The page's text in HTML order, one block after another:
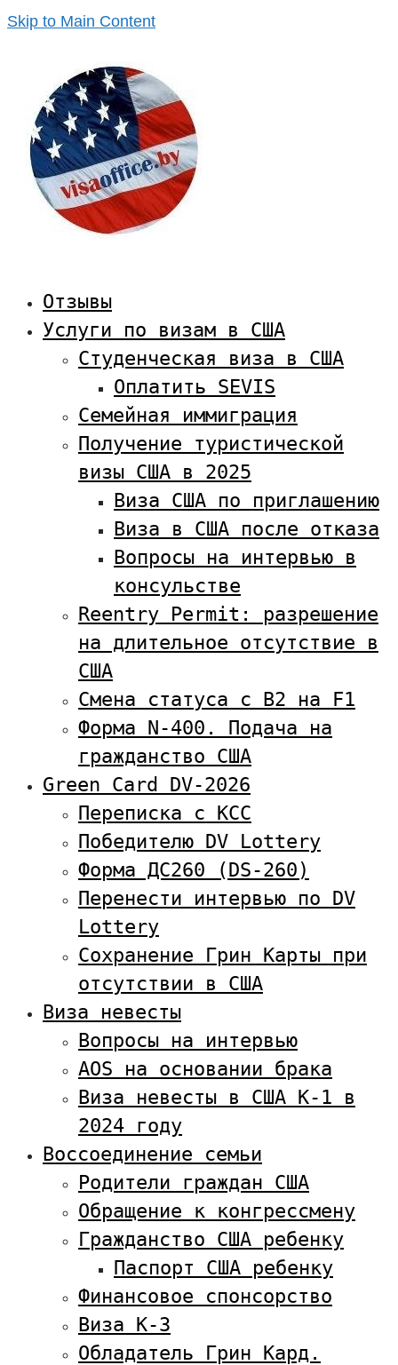
Skip to Main Content
Отзывы
Услуги по визам в США
Студенческая виза в США
Оплатить SEVIS
Семейная иммиграция
Получение туристической
визы США в 2025
Виза США по приглашению
Виза в США после отказа
Вопросы на интервью в
консульстве
Reentry Permit: разрешение
на длительное отсутствие в
США
Смена статуса с В2 на F1
Форма N-400. Подача на
гражданство США
Green Card DV-2026
Переписка с KCC
Победителю DV Lottery
Форма ДС260 (DS-260)
Перенести интервью по DV
Lottery
Сохранение Грин Карты при
отсутствии в США
Виза невесты
Вопросы на интервью
AOS на основании брака
Виза невесты в США К-1 в
2024 году
Воссоединение семьи
Родители граждан США
Обращение к конгрессмену
Гражданство США ребенку
Паспорт США ребенку
Финансовое спонсорство
Виза К-3
Обладатель Грин Кард.